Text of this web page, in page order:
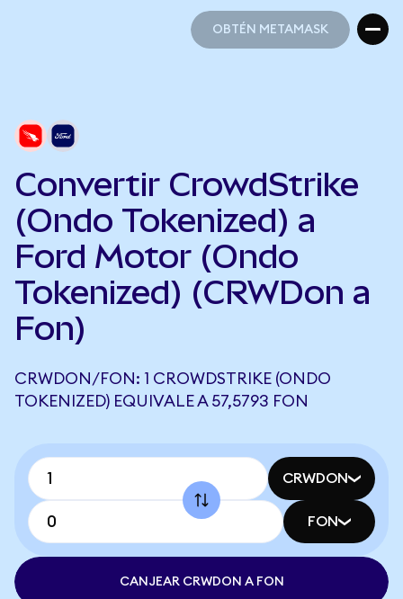
OBTÉN METAMASK
Convertir CrowdStrike
(Ondo Tokenized) a
Ford Motor (Ondo
Tokenized) (CRWDon a
Fon)
CRWDON/FON: 1 CROWDSTRIKE (ONDO
TOKENIZED) EQUIVALE A 57,5793 FON
CRWDON
FON
CANJEAR CRWDON A FON